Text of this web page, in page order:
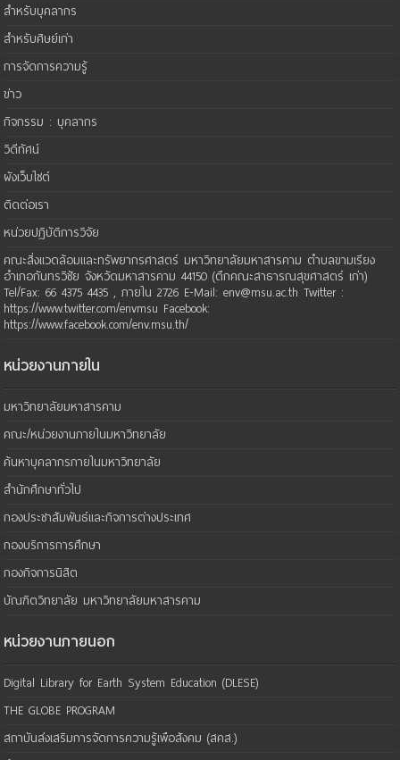
สำหรับบุคลากร
สำหรับศิษย์เก่า
การจัดการความรู้
ข่าว
กิจกรรม : บุคลากร
วิดีทัศน์
ผังเว็บไซต์
ติดต่อเรา
หน่วยปฏิบัติการวิจัย
คณะสิ่งแวดล้อมและทรัพยากรศาสตร์ มหาวิทยาลัยมหาสารคาม ตำบลขามเรียง
อำเภอกันทรวิชัย จังหวัดมหาสารคาม 44150 (ตึกคณะสาธารณสุขศาสตร์ เก่า)
Tel/Fax: 66 4375 4435 , ภายใน 2726 E-Mail: env@msu.ac.th Twitter :
https://www.twitter.com/envmsu Facebook:
https://www.facebook.com/env.msu.th/
หน่วยงานภายใน
มหาวิทยาลัยมหาสารคาม
คณะ/หน่วยงานภายในมหาวิทยาลัย
ค้นหาบุคลากรภายในมหาวิทยาลัย
สำนักศึกษาทั่วไป
กองประชาสัมพันธ์และกิจการต่างประเทศ
กองบริการการศึกษา
กองกิจการนิสิต
บัณฑิตวิทยาลัย มหาวิทยาลัยมหาสารคาม
หน่วยงานภายนอก
Digital Library for Earth System Education (DLESE)
THE GLOBE PROGRAM
สถาบันส่งเสริมการจัดการความรู้เพือสังคม (สคส.)